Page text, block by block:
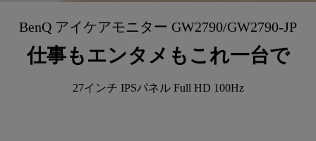
BenQ アイケアモニター GW2790/GW2790-JP
仕事もエンタメもこれ一台で
27インチ IPSパネル Full HD 100Hz